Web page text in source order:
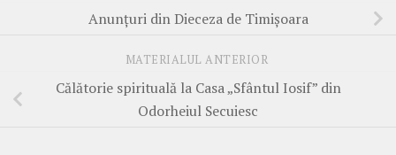
Anunțuri din Dieceza de Timișoara
MATERIALUL ANTERIOR
Călătorie spirituală la Casa „Sfântul Iosif” din
Odorheiul Secuiesc